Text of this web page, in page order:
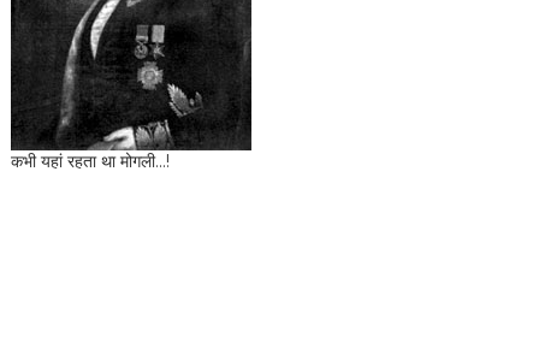
कभी यहां रहता था मोगली...!